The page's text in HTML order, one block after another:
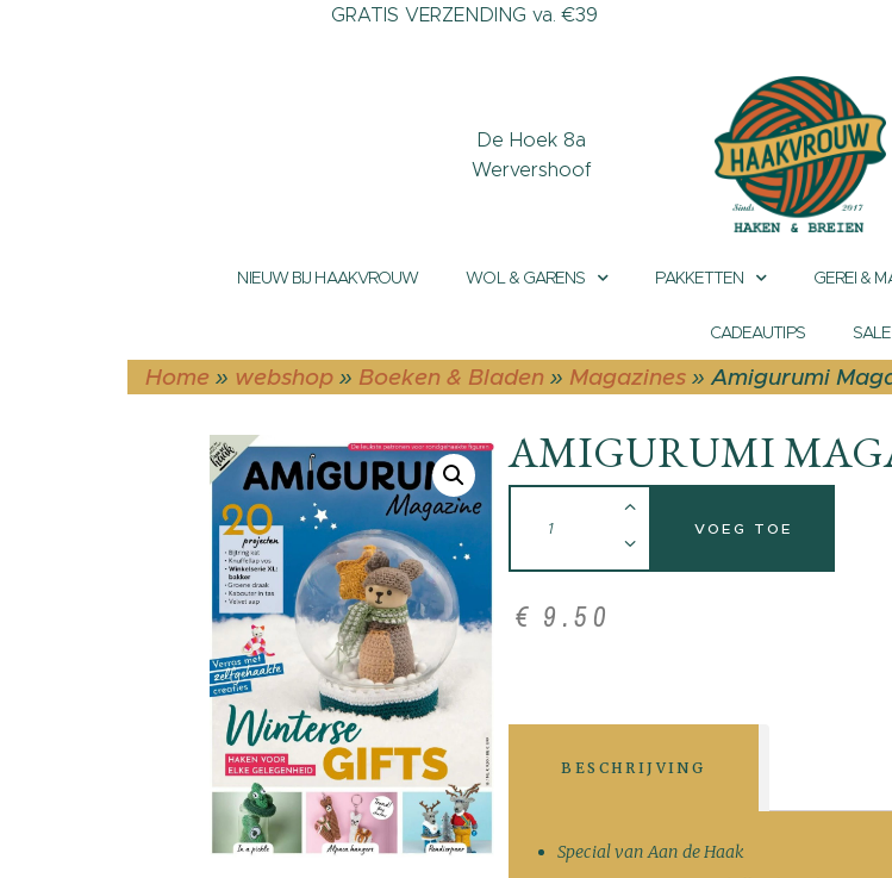
GRATIS VERZENDING va. €39
De Hoek 8a
Wervershoof
NIEUW BIJ HAAKVROUW WOL & GARENS PAKKETTEN GEREI &
CADEAUTIPS SALE
Home » webshop » Boeken & Bladen » Magazines »Amigurumi
CONTACT &
OPENINGSTIJDEN
OVER
MIJN ACCOUNT
AMIGURUMI
VOEG TOE
€ 9 .50
BESCHRIJVING
Special van Aan de Haak